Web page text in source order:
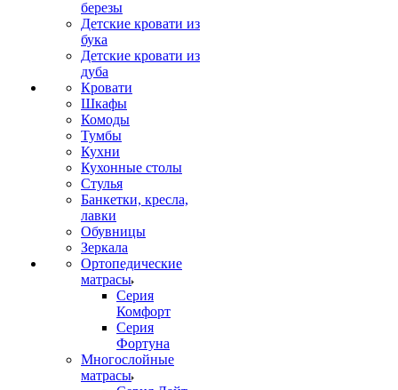
березы
Детские кровати из
бука
Детские кровати из
дуба
Кровати
Шкафы
Комоды
Тумбы
Кухни
Кухонные столы
Стулья
Банкетки, кресла,
лавки
Обувницы
Зеркала
Ортопедические
матрасы
Серия
Комфорт
Серия
Фортуна
Многослойные
матрасы